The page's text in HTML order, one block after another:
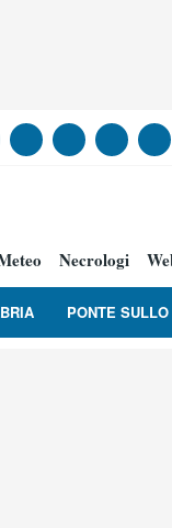
Necrologi
PONTE